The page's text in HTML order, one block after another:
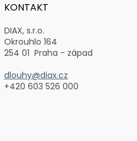
KONTAKT
DIAX, s.r.o.
Okrouhlo 164
254 01 Praha - západ
dlouhy@diax.cz
+420 603 526 000